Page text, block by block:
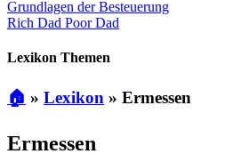
Grundlagen der Besteuerung
Rich Dad Poor Dad
Lexikon Themen
🏠 » Lexikon » Ermessen
Ermessen